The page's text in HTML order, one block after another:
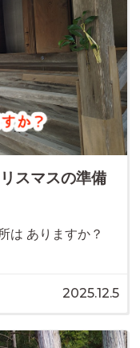
スマスの準備
は ありますか？
2025.12.5